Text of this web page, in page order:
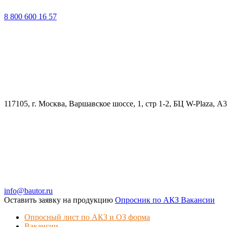
8 800 600 16 57
117105, г. Москва, Варшавское шоссе, 1, стр 1-2, БЦ W-Plaza,
info@bautor.ru
Оставить заявку на продукцию Опросник по АКЗ Вакансии
Опросный лист по АКЗ и ОЗ форма